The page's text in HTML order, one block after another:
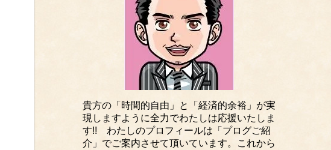
貴方の「時間的自由」と「経済的余裕」が実
現しますように全力でわたしは応援いたしま
す!! わたしのプロフィールは「プログご紹
介」でご案内させて頂いています。これから